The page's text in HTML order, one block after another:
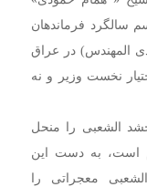
سالگرد فرماندهان
المهندس) در عراق
نخست وزیر و نه
الشعبی را منحل
است، به دست این
معجراتی را